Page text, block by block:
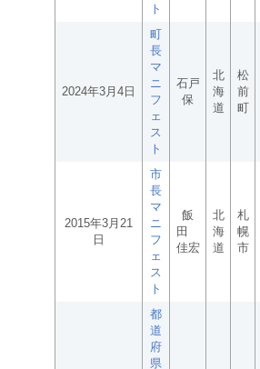
ト
2024年3月4日
町
長
マ
ニ
フ
ェ
ス
ト
石戸
保
北
海
道
松
前
町
2015年3月21
日
市
長
マ
ニ
フ
ェ
ス
ト
飯
田
佳宏
北
海
道
札
幌
市
都
道
府
県